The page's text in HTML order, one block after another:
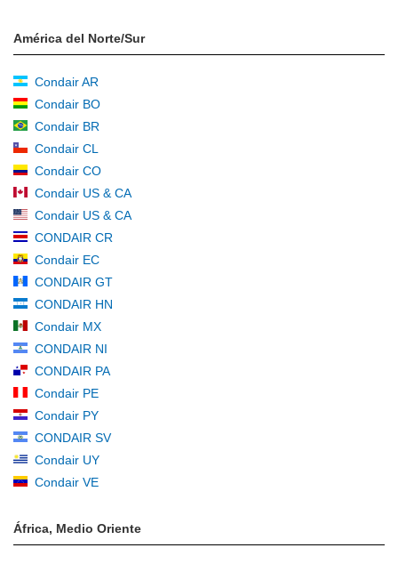
América del Norte/Sur
Condair AR
Condair BO
Condair BR
Condair CL
Condair CO
Condair US & CA
Condair US & CA
CONDAIR CR
Condair EC
CONDAIR GT
CONDAIR HN
Condair MX
CONDAIR NI
CONDAIR PA
Condair PE
Condair PY
CONDAIR SV
Condair UY
Condair VE
África, Medio Oriente